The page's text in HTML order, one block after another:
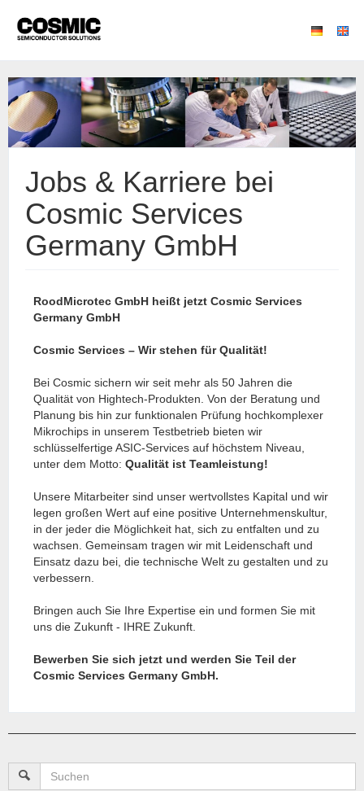
Jobs & Karriere bei
Cosmic Services
Germany GmbH
RoodMicrotec GmbH heißt jetzt Cosmic Services
Germany GmbH
Cosmic Services – Wir stehen für Qualität!
Bei Cosmic sichern wir seit mehr als 50 Jahren die
Qualität von Hightech-Produkten. Von der Beratung und
Planung bis hin zur funktionalen Prüfung hochkomplexer
Mikrochips in unserem Testbetrieb bieten wir
schlüsselfertige ASIC-Services auf höchstem Niveau,
unter dem Motto: Qualität ist Teamleistung!
Unsere Mitarbeiter sind unser wertvollstes Kapital und wir
legen großen Wert auf eine positive Unternehmenskultur,
in der jeder die Möglichkeit hat, sich zu entfalten und zu
wachsen. Gemeinsam tragen wir mit Leidenschaft und
Einsatz dazu bei, die technische Welt zu gestalten und zu
verbessern.
Bringen auch Sie Ihre Expertise ein und formen Sie mit
uns die Zukunft - IHRE Zukunft.
Bewerben Sie sich jetzt und werden Sie Teil der
Cosmic Services Germany GmbH.